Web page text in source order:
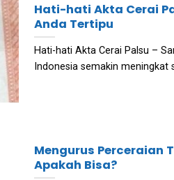
Hati-hati Akta Cerai
Anda Tertipu
Hati-hati Akta Cerai Palsu –
Indonesia semakin meningkat
Mengurus Perceraian
Apakah Bisa?